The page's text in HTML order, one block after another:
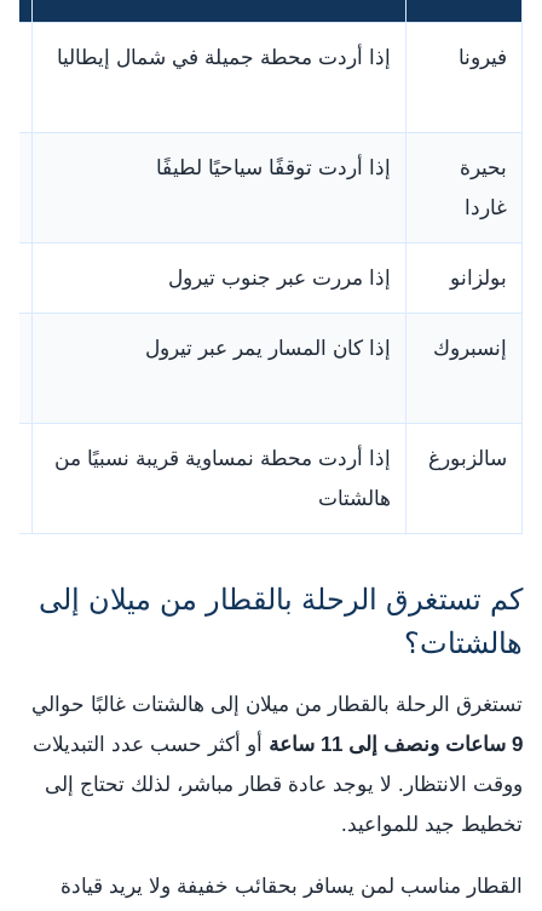
فيرونا إذا أردت محطة جميلة في شمال إيطاليا
بحيرة
غاردا
إذا أردت توقفًا سياحيًا لطيفًا
بولزانو إذا مررت عبر جنوب تيرول
إنسبروك إذا كان المسار يمر عبر تيرول
سالزبورغ
إذا أردت محطة نمساوية قريبة نسبيًا من
هالشتات
كم تستغرق الرحلة بالقطار من ميلان إلى
هالشتات؟
تستغرق الرحلة بالقطار من ميلان إلى هالشتات غالبًا حوالي
9 ساعات ونصف إلى 11 ساعة
أو أكثر حسب عدد التبديلات
ووقت الانتظار. لا يوجد عادة قطار مباشر، لذلك تحتاج إلى
تخطيط جيد للمواعيد.
القطار مناسب لمن يسافر بحقائب خفيفة ولا يريد قيادة